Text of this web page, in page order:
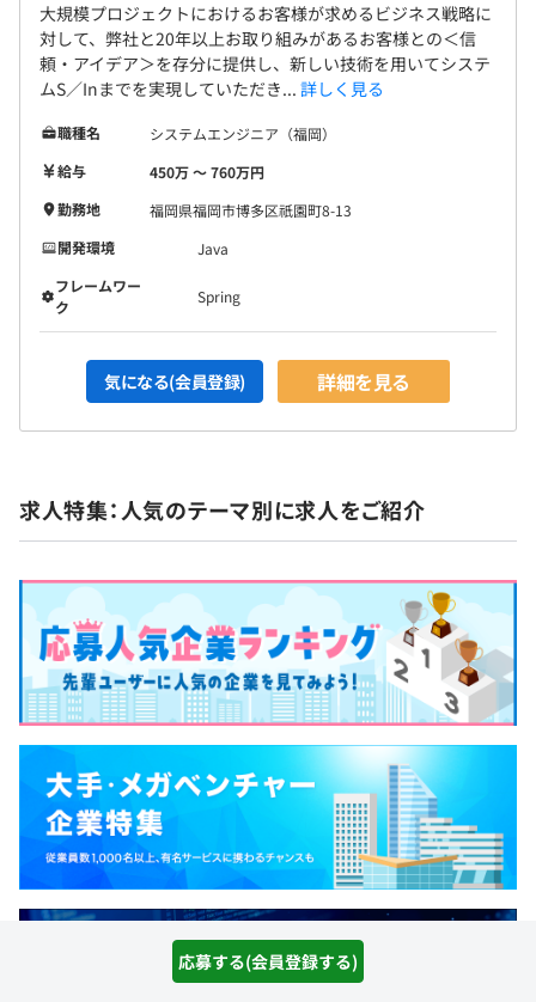
応募する(会員登録する)
大規模プロジェクトにおけるお客様が求めるビジネス戦略に
対して、弊社と20年以上お取り組みがあるお客様との＜信
頼・アイデア＞を存分に提供し、新しい技術を用いてシステ
ムS／Inまでを実現していただき... 詳しく見る
職種名
システムエンジニア（福岡）
給与
450万 〜 760万円
勤務地
福岡県福岡市博多区祇園町8-13
開発環境
Java
フレームワー
ク
Spring
気になる(会員登録) 詳細を見る
求人特集：人気のテーマ別に求人をご紹介